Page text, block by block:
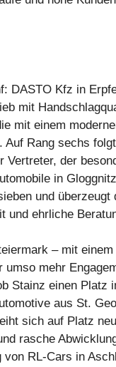
DASTO Kfz in
mit
mit einem
Auf Rang sechs
Vertreter, der
in
und überzeugt
und ehrliche
– mit einem
umso mehr
Stainz einen Platz
aus St.
sich auf Platz
rasche
von RL-Cars in